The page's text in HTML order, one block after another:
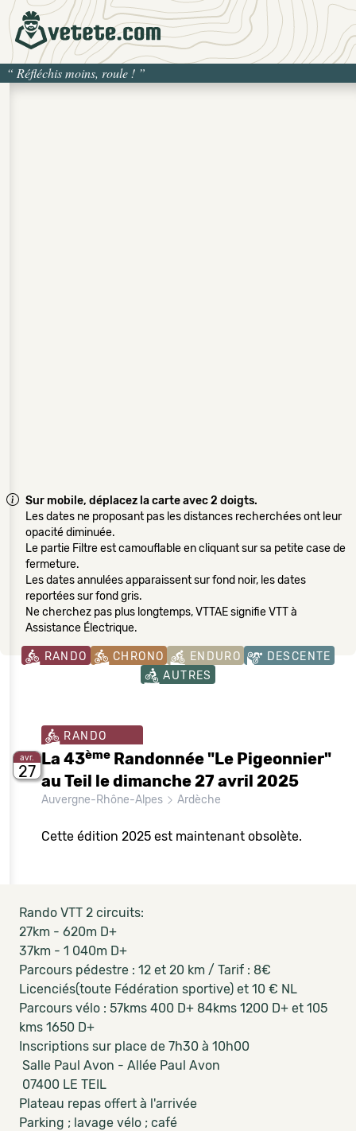
“ Réfléchis moins, roule ! ”
Sur mobile, déplacez la carte avec 2 doigts.
Les dates ne proposant pas les distances recherchées ont leur
opacité diminuée.
Le partie Filtre est camouflable en cliquant sur sa petite case de
fermeture.
Les dates annulées apparaissent sur fond noir, les dates
reportées sur fond gris.
Ne cherchez pas plus longtemps, VTTAE signifie VTT à
Assistance Électrique.
RANDO CHRONO ENDURO
DESCENTE
AUTRES
avr.
27
RANDO
La 43ème Randonnée "Le Pigeonnier"
au Teil le dimanche 27 avril 2025
Auvergne-Rhône-Alpes Ardèche
Cette édition 2025 est maintenant obsolète.
Rando VTT 2 circuits:
27km - 620m D+
37km - 1 040m D+
Parcours pédestre : 12 et 20 km / Tarif : 8€
Licenciés(toute Fédération sportive) et 10 € NL
Parcours vélo : 57kms 400 D+ 84kms 1200 D+ et 105
kms 1650 D+
Inscriptions sur place de 7h30 à 10h00
Salle Paul Avon - Allée Paul Avon
07400 LE TEIL
Plateau repas offert à l'arrivée
Parking ; lavage vélo ; café